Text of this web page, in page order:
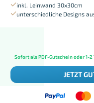
inkl. Leinwand 30x30cm
unterschiedliche Designs
Sofort als PDF-Gutschein oder 1-
JETZT